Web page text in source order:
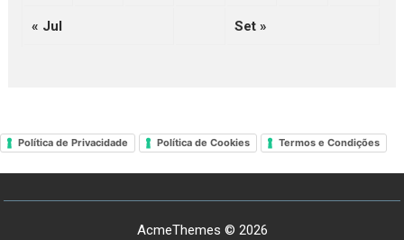
« Jul Set »
Política de Privacidade Política de Cookies Termos e Condições
AcmeThemes © 2026